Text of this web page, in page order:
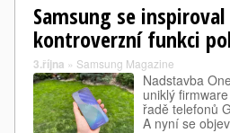
Samsung se
kontroverzní funkci
3.října » Samsung Magazine
Nadstavba
uniklý
řadě telefonů
A nyní se